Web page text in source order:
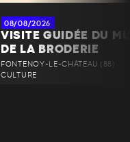
08/08/2026
VISITE GUIDÉE DU
DE LA BRODERIE
FONTENOY-LE-CHÂTEAU (88) •
CULTURE